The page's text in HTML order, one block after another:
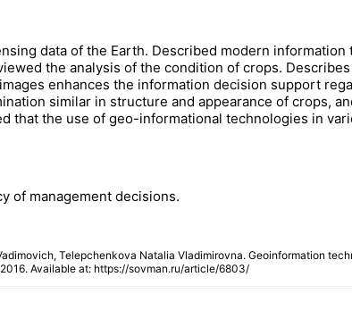
data of the Earth. Described modern
the analysis of the condition of crops.
enhances the information decision support
similar in structure and appearance of crops,
the use of geo-informational technologies in
of management decisions.
Telepchenkova Natalia Vladimirovna. Geoinformation
Available at: https://sovman.ru/article/6803/